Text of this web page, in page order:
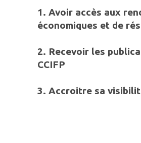
1. Avoir accès aux
économiques et de
2. Recevoir les
CCIFP
3. Accroitre sa visibilit